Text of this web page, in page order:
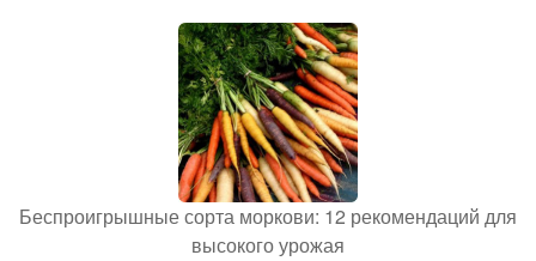
Беспроигрышные сорта моркови: 12 рекомендаций для
высокого урожая